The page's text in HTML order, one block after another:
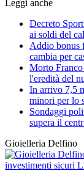
Leggi anche
Decreto
ai soldi del
Addio bonus
cambia per
Morto
l'eredità del
In arrivo 7,5
minori per lo
Sondaggi
supera il
Gioielleria Delfino
investimenti sicuri